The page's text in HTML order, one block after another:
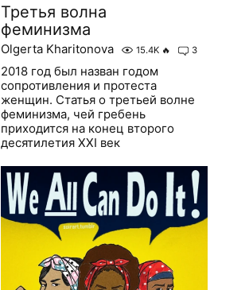
Третья волна
феминизма
Olgerta Kharitonova 15.4K 🔥 3
2018 год был назван годом
сопротивления и протеста
женщин. Статья о третьей волне
феминизма, чей гребень
приходится на конец второго
десятилетия XXI век